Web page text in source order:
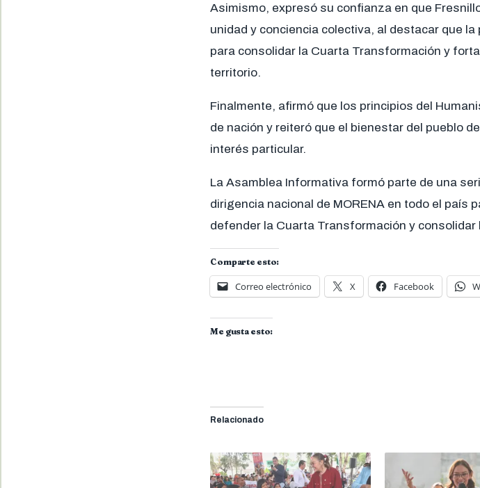
Asimismo, expresó su confianza en que
unidad y conciencia colectiva, al destacar que
para consolidar la Cuarta Transformación y
territorio.
Finalmente, afirmó que los principios del
de nación y reiteró que el bienestar del pueblo
interés particular.
La Asamblea Informativa formó parte de una
dirigencia nacional de MORENA en todo el país
defender la Cuarta Transformación y consolidar
Comparte esto:
Correo electrónico X Facebook
Me gusta esto:
Relacionado